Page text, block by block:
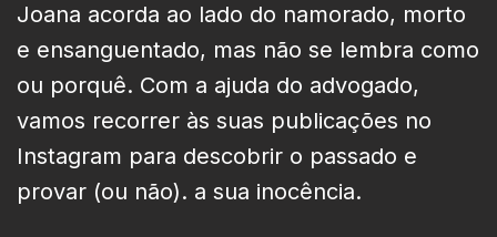
Joana acorda ao lado do namorado, morto
e ensanguentado, mas não se lembra como
ou porquê. Com a ajuda do advogado,
vamos recorrer às suas publicações no
Instagram para descobrir o passado e
provar (ou não). a sua inocência.